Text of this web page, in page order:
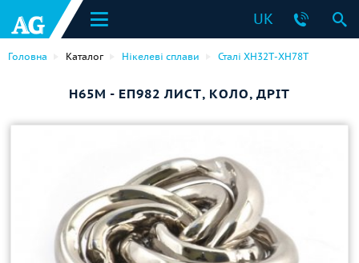
UK
Головна Каталог Нікелеві сплави Сталі ХН32Т-ХН78Т
Н65М - ЕП982 ЛИСТ, КОЛО, ДРІТ